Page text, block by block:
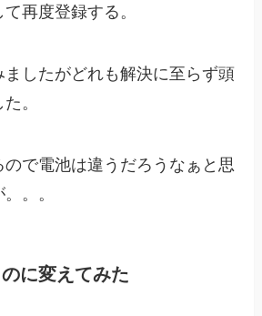
再度登録する。
ましたがどれも解決に至らず頭
。
で電池は違うだろうなぁと思
。。
に変えてみた